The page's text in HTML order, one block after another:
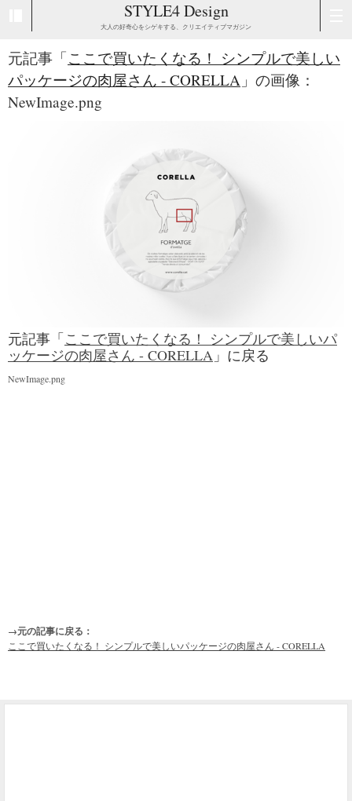
STYLE4 Design
大人の好奇心をシゲキする、クリエイティブマガジン
元記事「ここで買いたくなる！ シンプルで美しい
パッケージの肉屋さん - CORELLA 」の画像：
NewImage.png
元記事「ここで買いたくなる！ シンプルで美しいパ
ッケージの肉屋さん - CORELLA 」に戻る
NewImage.png
→元の記事に戻る：
ここで買いたくなる！ シンプルで美しいパッケージの肉屋さん - CORELLA